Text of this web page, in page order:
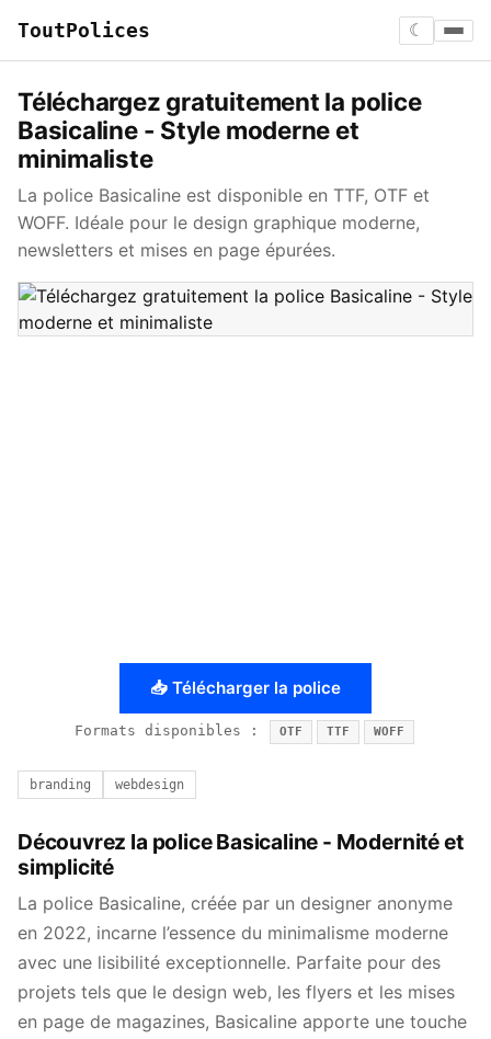
ToutPolices ☾
Téléchargez gratuitement la police
Basicaline - Style moderne et
minimaliste
La police Basicaline est disponible en TTF, OTF et
WOFF. Idéale pour le design graphique moderne,
newsletters et mises en page épurées.
📥 Télécharger la police
Formats disponibles : OTF TTF WOFF
branding webdesign
Découvrez la police Basicaline - Modernité et
simplicité
La police Basicaline, créée par un designer anonyme
en 2022, incarne l’essence du minimalisme moderne
avec une lisibilité exceptionnelle. Parfaite pour des
projets tels que le design web, les flyers et les mises
en page de magazines, Basicaline apporte une touche